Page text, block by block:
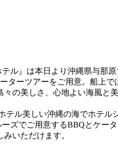
ル』は本日より沖縄県与那
ターツアーをご用意。船上
の美しさ、心地よい海風と
美しい沖縄の海でホテル
ズでご用意するBBQとケ
いただけます。